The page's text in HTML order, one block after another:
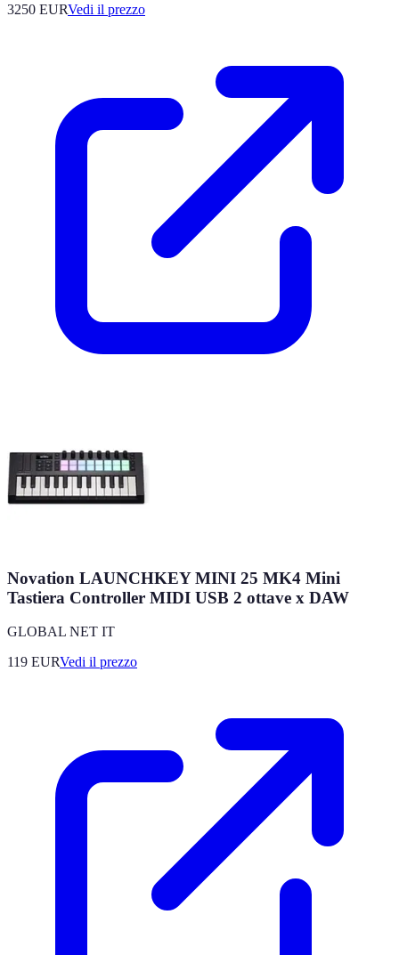
3250 EURVedi il prezzo
Novation LAUNCHKEY MINI 25 MK4 Mini
Tastiera Controller MIDI USB 2 ottave x DAW
GLOBAL NET IT
119 EURVedi il prezzo